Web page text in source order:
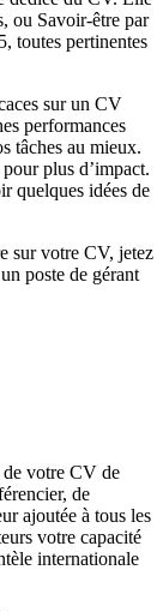
ou Savoir-être par
toutes pertinentes
sur un CV
performances
tâches au mieux.
plus d’impact.
quelques idées de
sur votre CV, jetez
poste de gérant
de votre CV de
de
ajoutée à tous les
votre capacité
internationale